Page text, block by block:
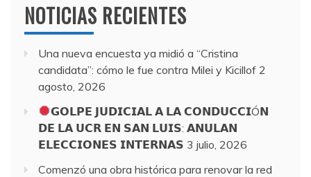
NOTICIAS RECIENTES
Una nueva encuesta ya midió a “Cristina
candidata”: cómo le fue contra Milei y Kicillof 2
agosto, 2026
𝗚𝗢𝗟𝗣𝗘 𝗝𝗨𝗗𝗜𝗖𝗜𝗔𝗟 𝗔 𝗟𝗔 𝗖𝗢𝗡𝗗𝗨𝗖𝗖𝗜Ó𝗡
𝗗𝗘 𝗟𝗔 𝗨𝗖𝗥 𝗘𝗡 𝗦𝗔𝗡 𝗟𝗨𝗜𝗦: 𝗔𝗡𝗨𝗟𝗔𝗡
𝗘𝗟𝗘𝗖𝗖𝗜𝗢𝗡𝗘𝗦 𝗜𝗡𝗧𝗘𝗥𝗡𝗔𝗦 3 julio, 2026
Comenzó una obra histórica para renovar la red